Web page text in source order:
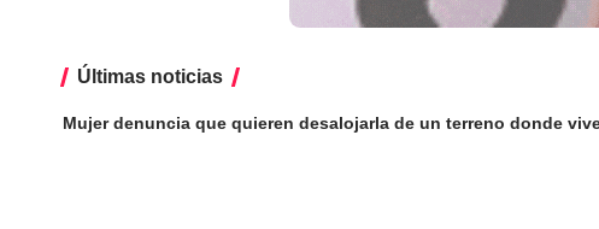
Últimas noticias
Mujer denuncia que quieren desalojarla de un terreno donde